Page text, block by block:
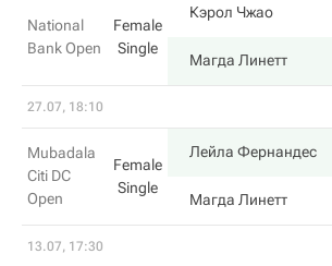
National
Bank Open
Female
Single
Кэрол Чжао
Магда Линетт
27.07, 18:10
Mubadala
Citi DC
Open
Female
Single
Лейла Фернандес
Магда Линетт
13.07, 17:30